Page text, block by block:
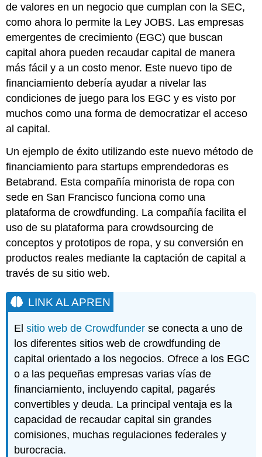
de valores en un negocio que cumplan con la SEC,
como ahora lo permite la Ley JOBS. Las empresas
emergentes de crecimiento (EGC) que buscan
capital ahora pueden recaudar capital de manera
más fácil y a un costo menor. Este nuevo tipo de
financiamiento debería ayudar a nivelar las
condiciones de juego para los EGC y es visto por
muchos como una forma de democratizar el acceso
al capital.
Un ejemplo de éxito utilizando este nuevo método de
financiamiento para startups emprendedoras es
Betabrand. Esta compañía minorista de ropa con
sede en San Francisco funciona como una
plataforma de crowdfunding. La compañía facilita el
uso de su plataforma para crowdsourcing de
conceptos y prototipos de ropa, y su conversión en
productos reales mediante la captación de capital a
través de su sitio web.
LINK AL APREN
Elsitio web de Crowdfunder se conecta a uno de
los diferentes sitios web de crowdfunding de
capital orientado a los negocios. Ofrece a los EGC
o a las pequeñas empresas varias vías de
financiamiento, incluyendo capital, pagarés
convertibles y deuda. La principal ventaja es la
capacidad de recaudar capital sin grandes
comisiones, muchas regulaciones federales y
burocracia.